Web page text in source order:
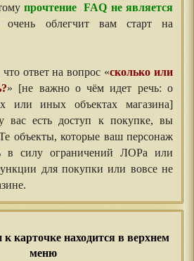
прочтение FAQ не является
облегчит вам старт на
ответ на вопрос «сколько или
» [не важно о чём идет речь: о
или иных объектах магазина]
вас есть доступ к покупке, вы
объекты, которые ваш персонаж
в силу ограничений ЛОРа или
для покупки или вовсе не
карточке находится в верхнем
меню